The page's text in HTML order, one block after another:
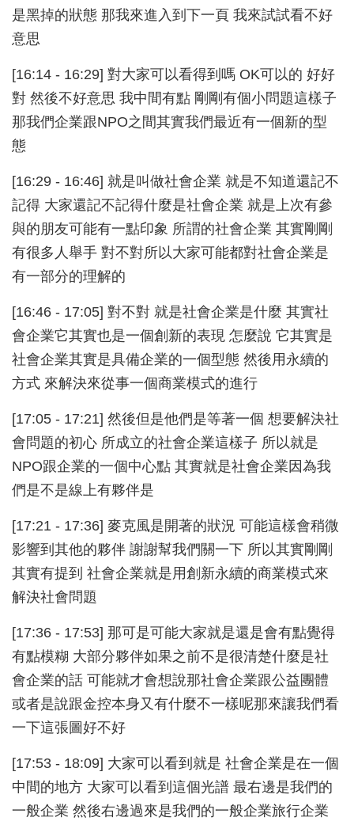
是黑掉的狀態 那我來進入到下一頁 我來試試看不好
意思
[16:14 - 16:29] 對大家可以看得到嗎 OK可以的 好好
對 然後不好意思 我中間有點 剛剛有個小問題這樣子
那我們企業跟NPO之間其實我們最近有一個新的型
態
[16:29 - 16:46] 就是叫做社會企業 就是不知道還記不
記得 大家還記不記得什麼是社會企業 就是上次有參
與的朋友可能有一點印象 所謂的社會企業 其實剛剛
有很多人舉手 對不對所以大家可能都對社會企業是
有一部分的理解的
[16:46 - 17:05] 對不對 就是社會企業是什麼 其實社
會企業它其實也是一個創新的表現 怎麼說 它其實是
社會企業其實是具備企業的一個型態 然後用永續的
方式 來解決來從事一個商業模式的進行
[17:05 - 17:21] 然後但是他們是等著一個 想要解決社
會問題的初心 所成立的社會企業這樣子 所以就是
NPO跟企業的一個中心點 其實就是社會企業因為我
們是不是線上有夥伴是
[17:21 - 17:36] 麥克風是開著的狀況 可能這樣會稍微
影響到其他的夥伴 謝謝幫我們關一下 所以其實剛剛
其實有提到 社會企業就是用創新永續的商業模式來
解決社會問題
[17:36 - 17:53] 那可是可能大家就是還是會有點覺得
有點模糊 大部分夥伴如果之前不是很清楚什麼是社
會企業的話 可能就才會想說那社會企業跟公益團體
或者是說跟金控本身又有什麼不一樣呢那來讓我們看
一下這張圖好不好
[17:53 - 18:09] 大家可以看到就是 社會企業是在一個
中間的地方 大家可以看到這個光譜 最右邊是我們的
一般企業 然後右邊過來是我們的一般企業旅行企業